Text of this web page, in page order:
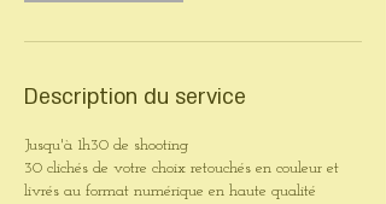
Description du service
Jusqu'à 1h30 de shooting
30 clichés de votre choix retouchés en couleur et
livrés au format numérique en haute qualité